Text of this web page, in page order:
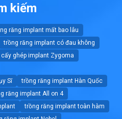
kiếm
răng implant mất bao lâu
trồng răng implant có đau không
cấy ghép implant Zygoma
Sĩ
trồng răng implant Hàn Quốc
răng implant All on 4
trồng răng implant toàn hàm